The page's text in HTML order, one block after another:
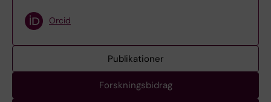
Orcid
Publikationer
Forskningsbidrag